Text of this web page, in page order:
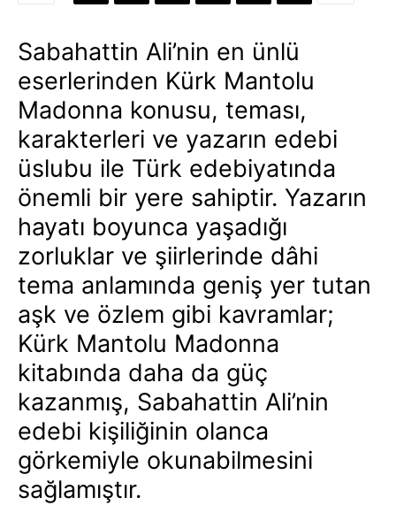
Sabahattin Ali’nin en ünlü
eserlerinden Kürk Mantolu
Madonna konusu, teması,
karakterleri ve yazarın edebi
üslubu ile Türk edebiyatında
önemli bir yere sahiptir. Yazarın
hayatı boyunca yaşadığı
zorluklar ve şiirlerinde dâhi
tema anlamında geniş yer tutan
aşk ve özlem gibi kavramlar;
Kürk Mantolu Madonna
kitabında daha da güç
kazanmış, Sabahattin Ali’nin
edebi kişiliğinin olanca
görkemiyle okunabilmesini
sağlamıştır.